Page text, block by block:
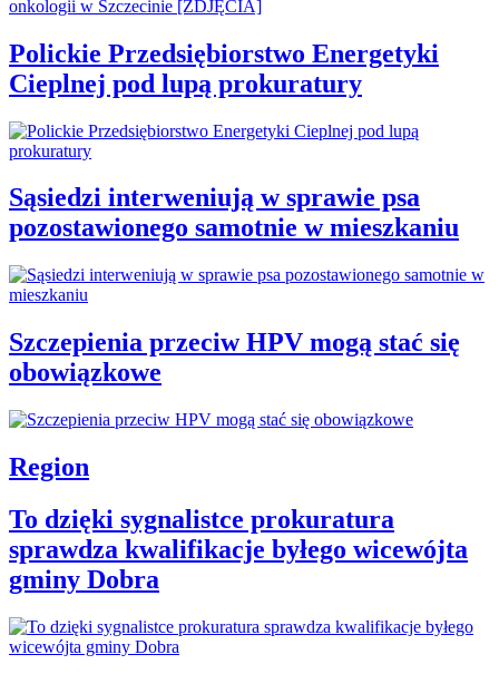
Polickie Przedsiębiorstwo Energetyki
Cieplnej pod lupą prokuratury
Sąsiedzi interweniują w sprawie psa
pozostawionego samotnie w mieszkaniu
Szczepienia przeciw HPV mogą stać się
obowiązkowe
Region
To dzięki sygnalistce prokuratura
sprawdza kwalifikacje byłego wicewójta
gminy Dobra